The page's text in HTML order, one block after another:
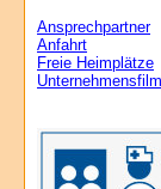
Ansprechpartner
Anfahrt
Freie Heimplätze
Unternehmensfilm